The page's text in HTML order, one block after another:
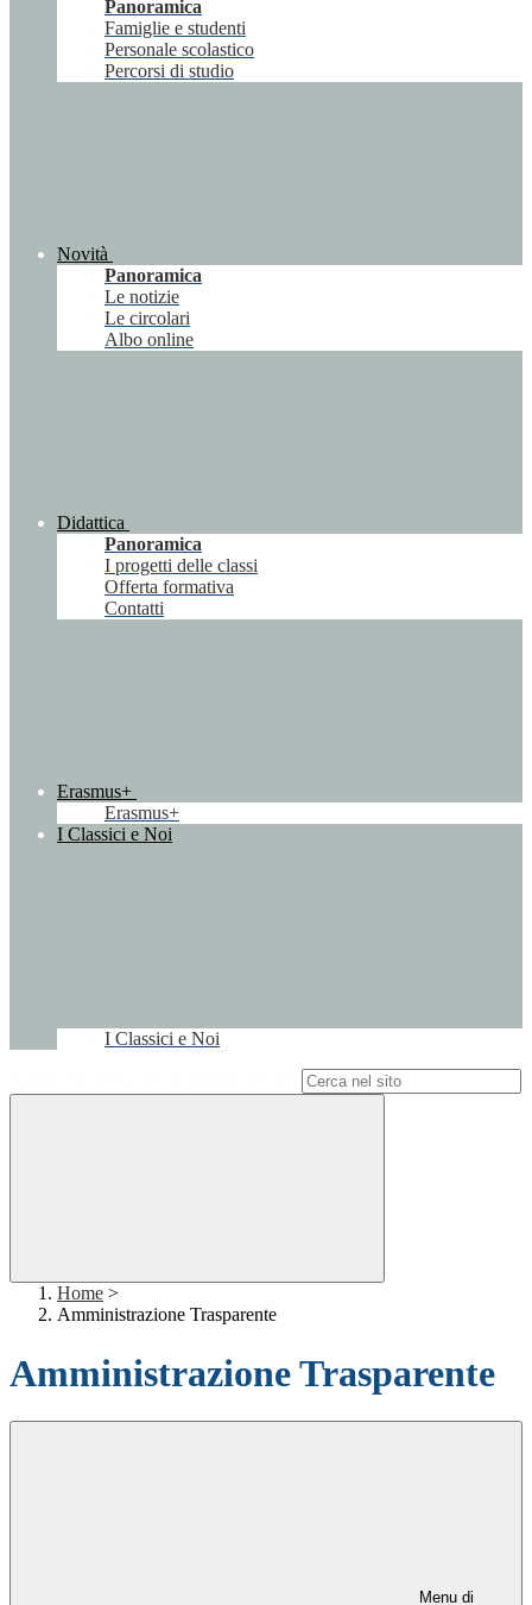
Panoramica
Famiglie e studenti
Personale scolastico
Percorsi di studio
Novità
Panoramica
Le notizie
Le circolari
Albo online
Didattica
Panoramica
I progetti delle classi
Offerta formativa
Contatti
Erasmus+
Erasmus+
I Classici e Noi
I Classici e Noi
Home >
Amministrazione Trasparente
Amministrazione Trasparente
Menu di